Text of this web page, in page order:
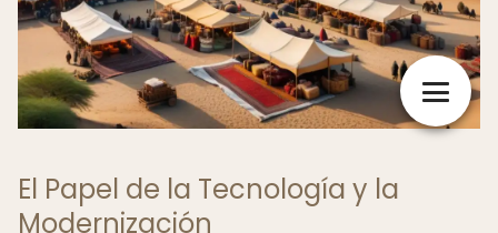
El Papel de la Tecnología y la
Modernización